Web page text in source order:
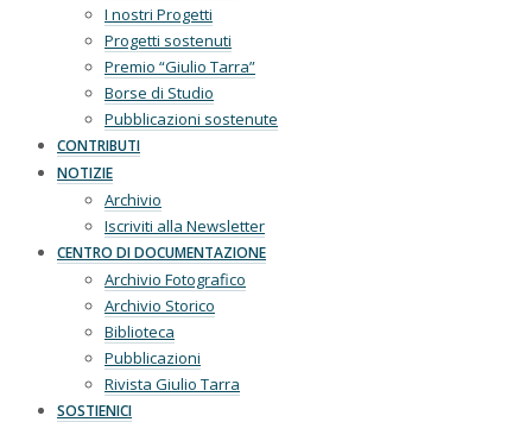
I nostri Progetti
Progetti sostenuti
Premio “Giulio Tarra”
Borse di Studio
Pubblicazioni sostenute
CONTRIBUTI
NOTIZIE
Archivio
Iscriviti alla Newsletter
CENTRO DI DOCUMENTAZIONE
Archivio Fotografico
Archivio Storico
Biblioteca
Pubblicazioni
Rivista Giulio Tarra
SOSTIENICI